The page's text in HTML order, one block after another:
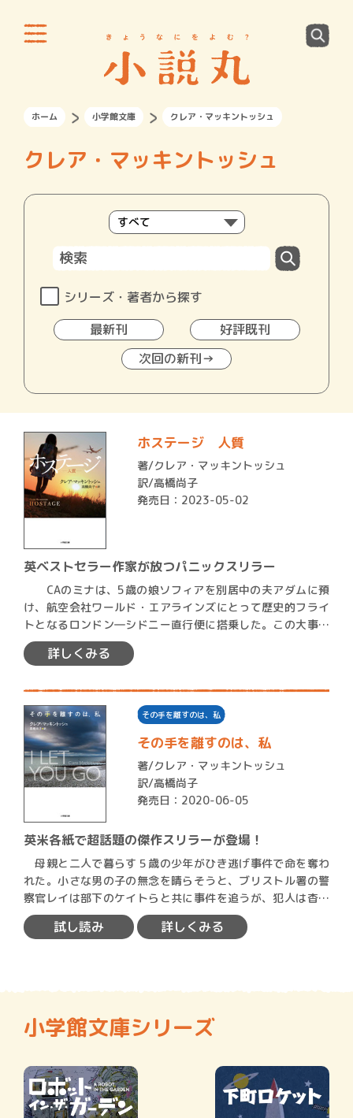
ホーム 小学館文庫 クレア・マッキントッシュ
クレア・マッキントッシュ
シリーズ・著者から探す
最新刊
好評既刊
次回の新刊→
ホステージ 人質
著/クレア・マッキントッシュ
訳/高橋尚子
発売日：2023-05-02
英ベストセラー作家が放つパニックスリラー
CAのミナは、5歳の娘ソフィアを別居中の夫アダムに預
け、航空会社ワールド・エアラインズにとって歴史的フライ
トとなるロンドン―シドニー直行便に搭乗した。この大事業
に世間…
詳しくみる
その手を離すのは、私
その手を離すのは、私
著/クレア・マッキントッシュ
訳/高橋尚子
発売日：2020-06-05
英米各紙で超話題の傑作スリラーが登場！
母親と二人で暮らす５歳の少年がひき逃げ事件で命を奪わ
れた。小さな男の子の無念を晴らそうと、ブリストル署の警
察官レイは部下のケイトらと共に事件を追うが、犯人は杳と
して見つ…
試し読み 詳しくみる
小学館文庫シリーズ